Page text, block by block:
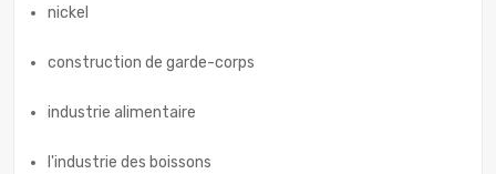
nickel
construction de garde-corps
industrie alimentaire
l'industrie des boissons